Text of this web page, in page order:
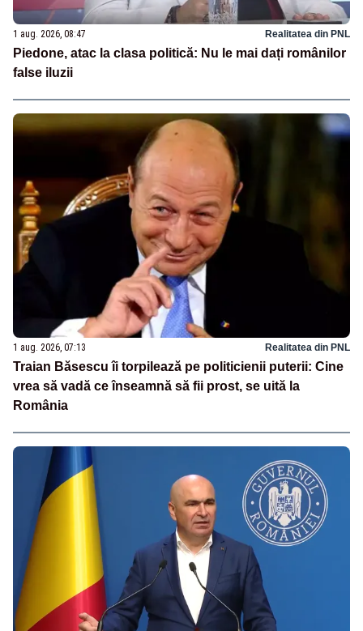
1 aug. 2026, 08:47 Realitatea din PNL
Piedone, atac la clasa politică: Nu le mai dați românilor
false iluzii
1 aug. 2026, 07:13 Realitatea din PNL
Traian Băsescu îi torpilează pe politicienii puterii: Cine
vrea să vadă ce înseamnă să fii prost, se uită la
România